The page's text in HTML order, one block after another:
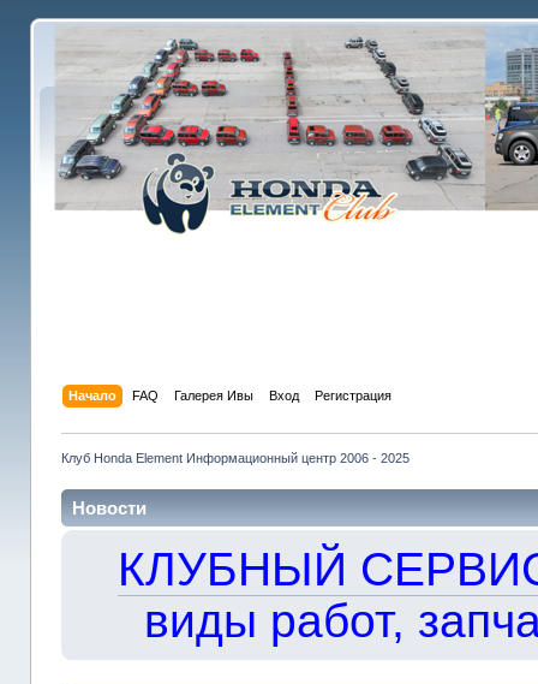
Начало FAQ Галерея Ивы Вход Регистрация
Клуб Honda Element Информационный центр 2006 - 2025
Новости
КЛУБНЫЙ
виды работ,